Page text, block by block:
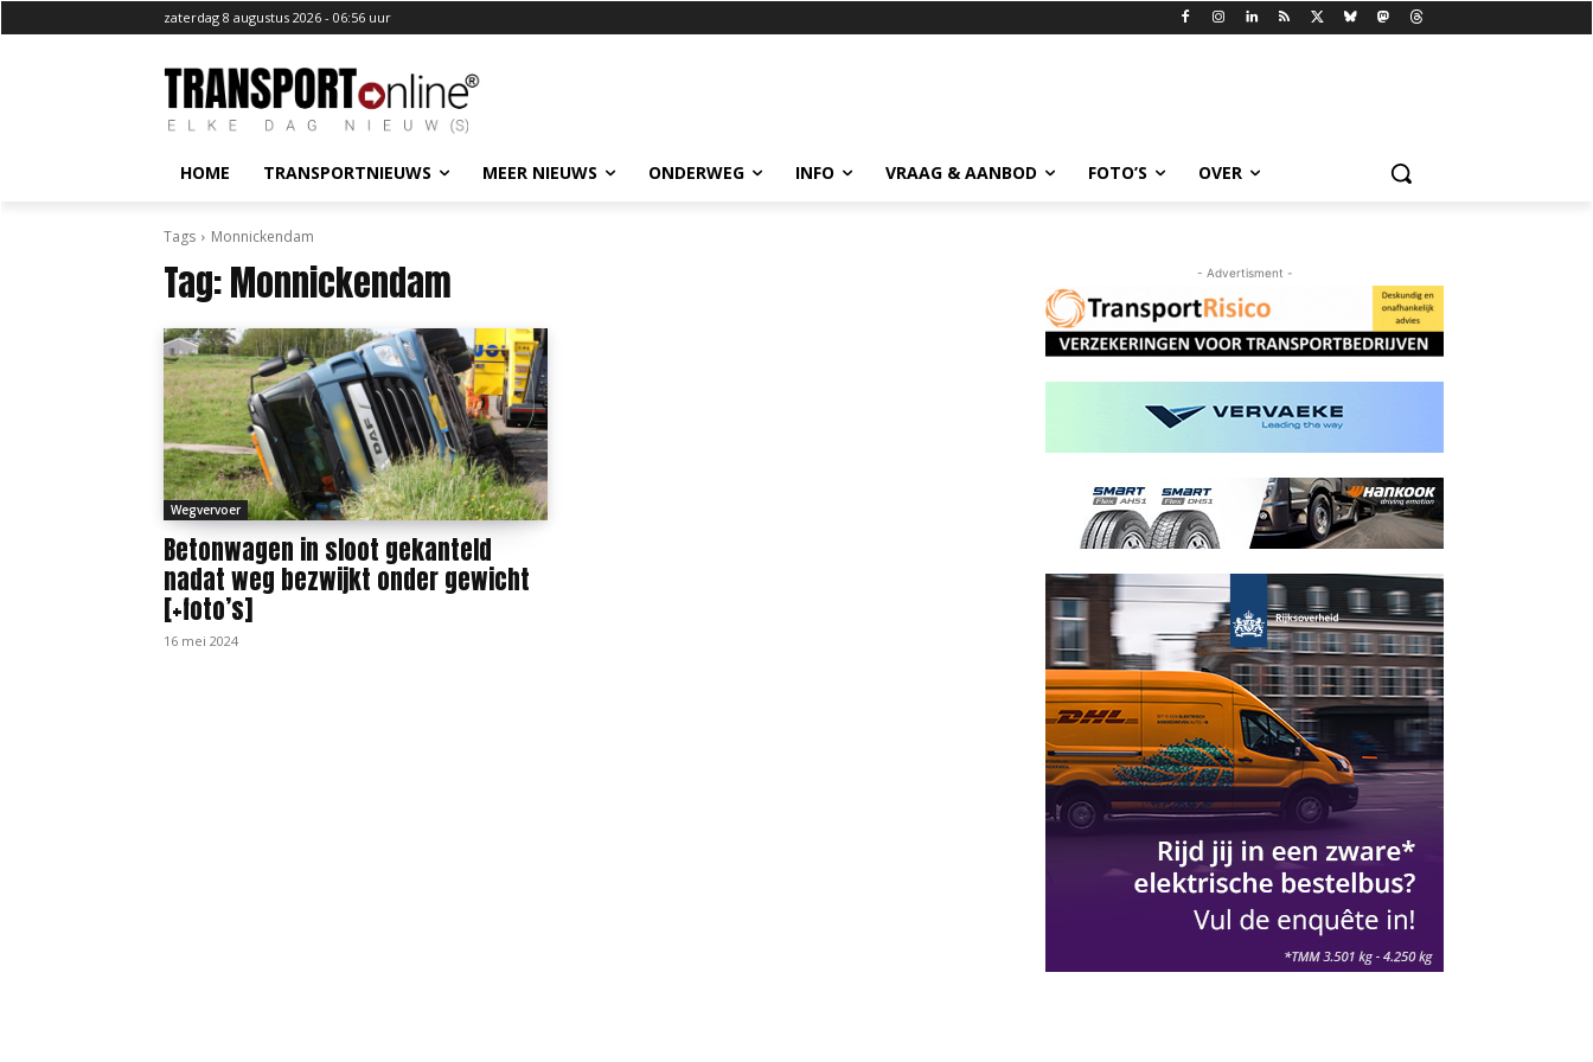
zaterdag 8 augustus 2026 - 06:56 uur
HOME TRANSPORTNIEUWS MEER NIEUWS ONDERWEG INFO VRAAG & AANBOD FOTO’S OVER
Tags Monnickendam
Tag:Monnickendam
Wegvervoer
Betonwagen in sloot gekanteld
nadat weg bezwijkt onder gewicht
[+foto’s]
16 mei 2024
- Advertisment -